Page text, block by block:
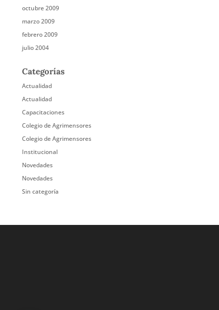
octubre 2009
marzo 2009
febrero 2009
julio 2004
Categorías
Actualidad
Actualidad
Capacitaciones
Colegio de Agrimensores
Colegio de Agrimensores
Institucional
Novedades
Novedades
Sin categoría